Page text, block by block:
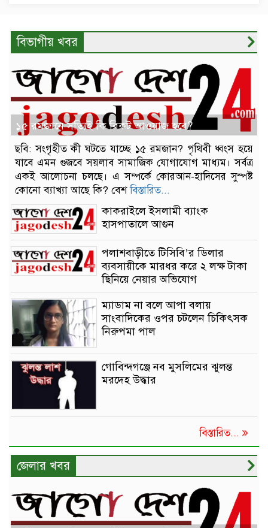
বিভাগীয় খবর
১৫ রমজানে সত্যিই কি বিকট আওয়াজ হবে?
ছবি: সংগৃহীত কী ঘটতে যাচ্ছে ১৫ রমজান? পৃথিবী ধ্বংস হয়ে
যাবে এমন গুজবে সয়লাব সামাজিক যোগাযোগ মাধ্যম। সর্বত্র
একই আলোচনা চলছে। এ সম্পর্কে কোরআন-হাদিসের সুস্পষ্ট
কোনো ব্যাখ্যা আছে কি? বেশবিস্তারিত...
কাকরাইলে ইসলামী ব্যাংক
হাসপাতালে আগুন
পলাশবাড়ীতে টিসিবি’র ডিলার
ব্যবসায়ীকে মারধর করে ২ লক্ষ টাকা
ছিনিয়ে নেয়ার অভিযোগ
ম্যাডাম না বলে আপা বলায়
সাংবাদিকের ওপর চটলেন চিকিৎসক
নিরুপমা পাল
গোবিন্দগঞ্জে নব মুসলিমের ঝুলন্ত
মরদেহ উদ্ধার
বিস্তারিত...
জেলার খবর